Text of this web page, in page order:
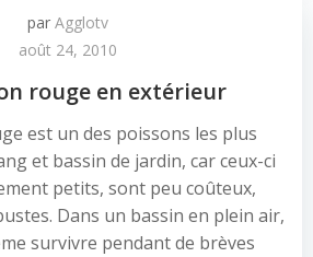
par Agglotv
août 24, 2010
rouge en extérieur
est un des poissons les plus
et bassin de jardin, car ceux-ci
petits, sont peu coûteux,
Dans un bassin en plein air,
survivre pendant de brèves